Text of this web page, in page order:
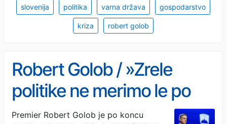
slovenija politika varna država gospodarstvo
kriza robert golob
Robert Golob / »Zrele
politike ne merimo le po
obljubah«
Premier Robert Golob je po koncu